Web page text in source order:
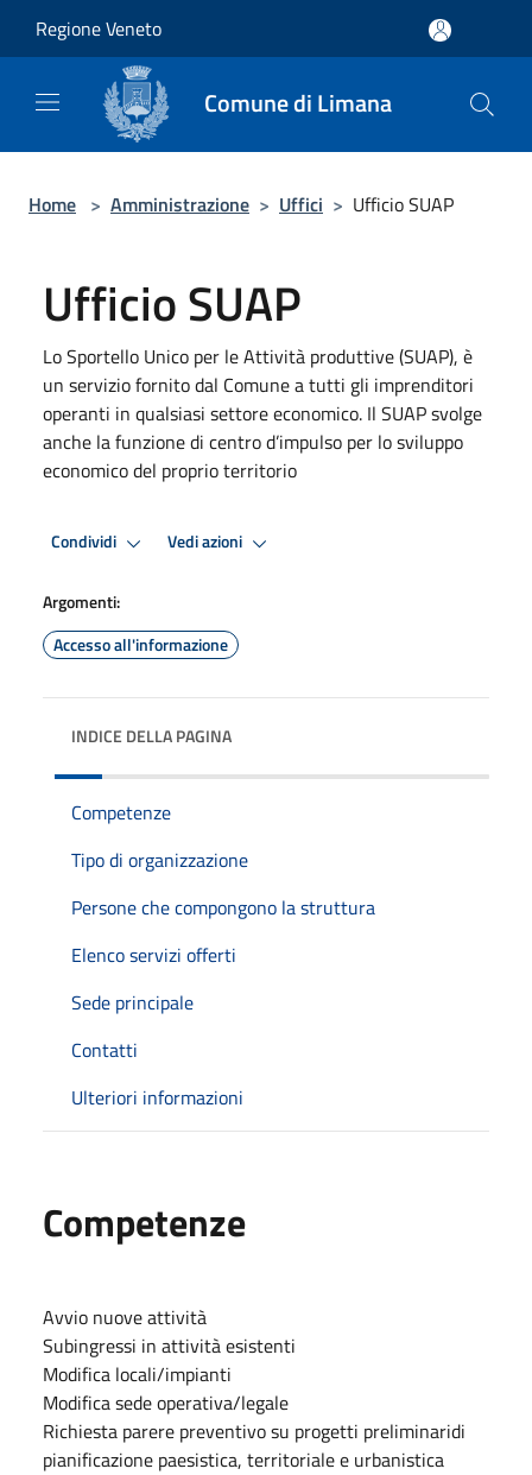
Regione Veneto
Comune di Limana
Home > Amministrazione > Uffici > Ufficio SUAP
Ufficio SUAP
Lo Sportello Unico per le Attività produttive (SUAP), è
un servizio fornito dal Comune a tutti gli imprenditori
operanti in qualsiasi settore economico. Il SUAP svolge
anche la funzione di centro d’impulso per lo sviluppo
economico del proprio territorio
Condividi Vedi azioni
Argomenti:
Accesso all'informazione
INDICE DELLA PAGINA
Competenze
Tipo di organizzazione
Persone che compongono la struttura
Elenco servizi offerti
Sede principale
Contatti
Ulteriori informazioni
Competenze
Avvio nuove attività
Subingressi in attività esistenti
Modifica locali/impianti
Modifica sede operativa/legale
Richiesta parere preventivo su progetti preliminaridi
pianificazione paesistica, territoriale e urbanistica